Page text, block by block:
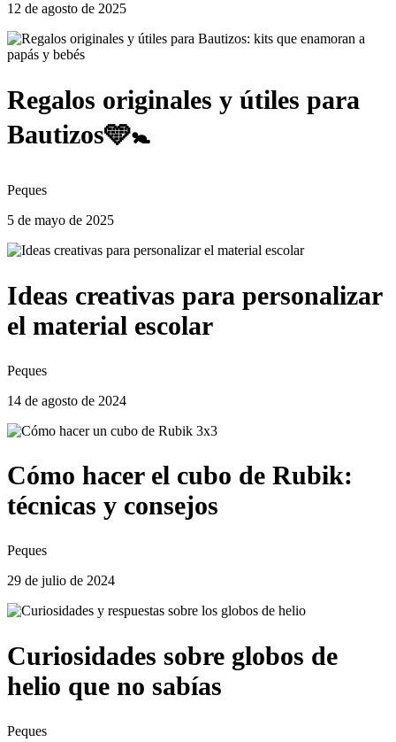
12 de agosto de 2025
Regalos originales y útiles para
Bautizos🩵🚼
Peques
5 de mayo de 2025
Ideas creativas para personalizar
el material escolar
Peques
14 de agosto de 2024
Cómo hacer el cubo de Rubik:
técnicas y consejos
Peques
29 de julio de 2024
Curiosidades sobre globos de
helio que no sabías
Peques